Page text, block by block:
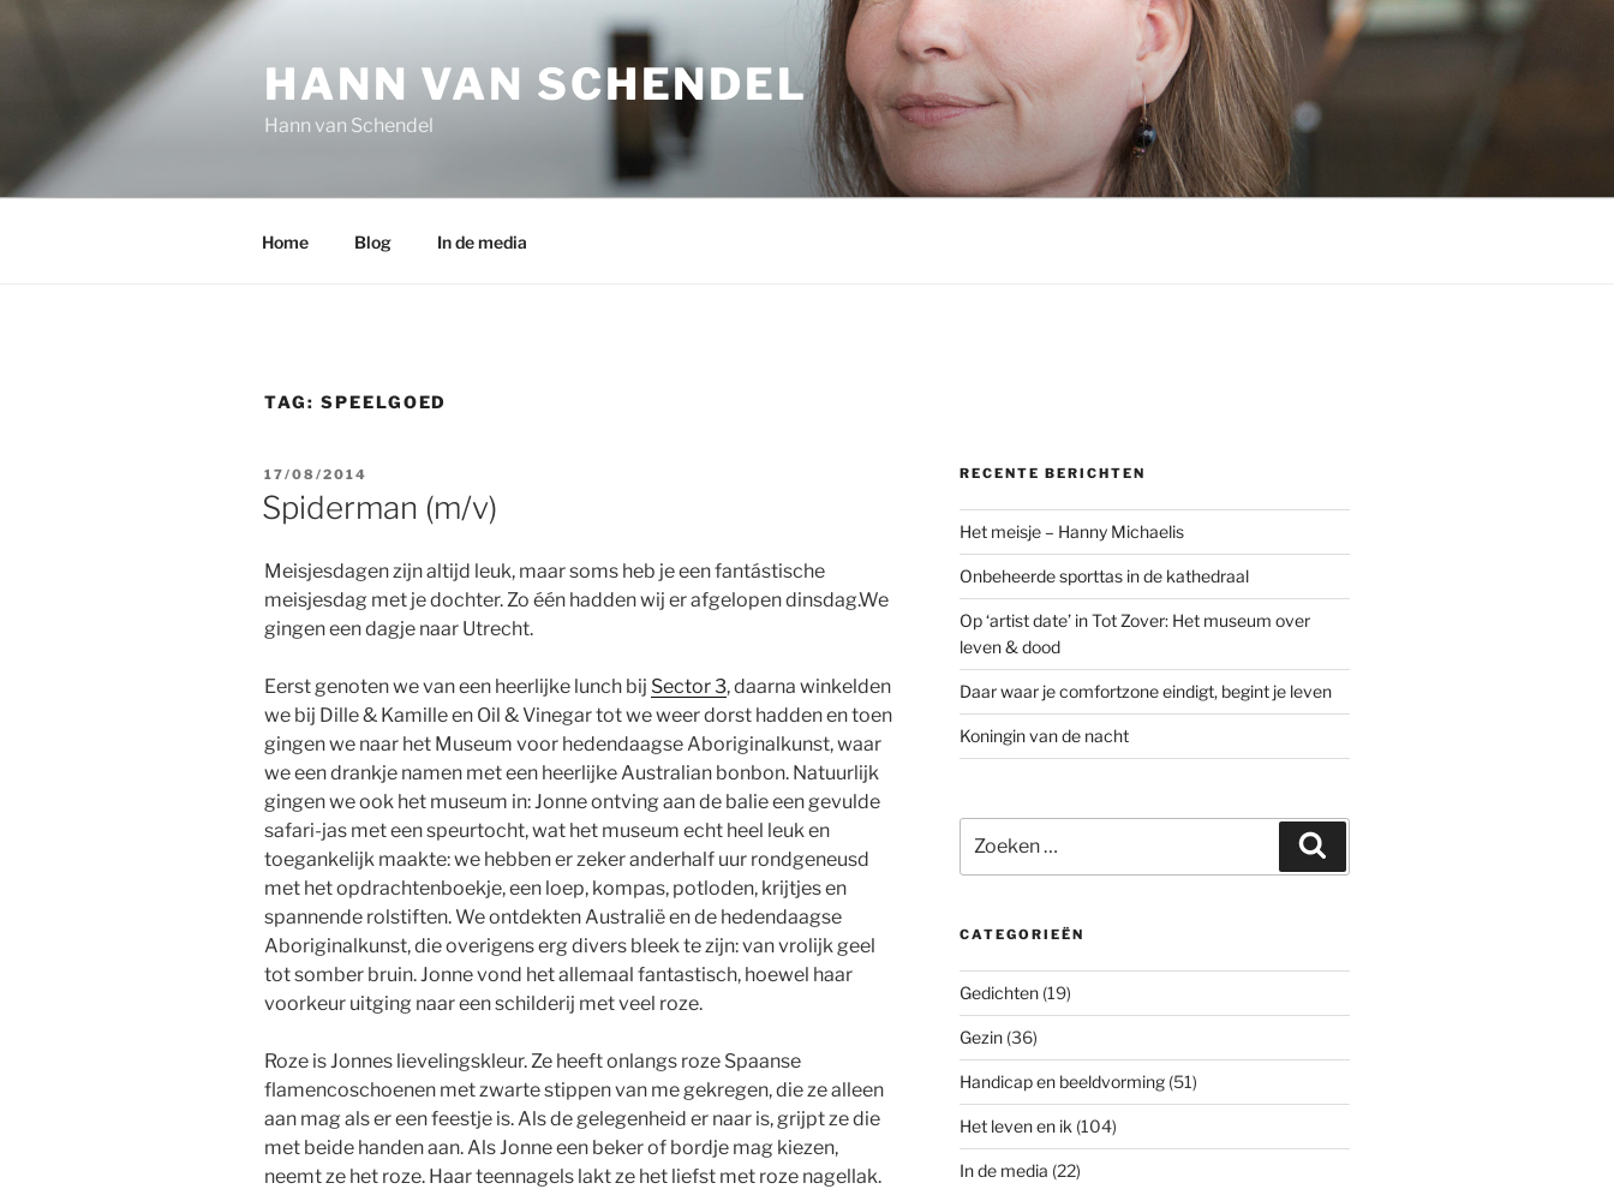
HANN VAN SCHENDEL
Hann van Schendel
Home Blog In de media
TAG: SPEELGOED
GEPLAATST
OP
17/08/2014
Spiderman (m/v)
Meisjesdagen zijn altijd leuk, maar soms heb je een fantástische
meisjesdag met je dochter. Zo één hadden wij er afgelopen dinsdag.We
gingen een dagje naar Utrecht.
Eerst genoten we van een heerlijke lunch bij Sector 3, daarna winkelden
we bij Dille & Kamille en Oil & Vinegar tot we weer dorst hadden en toen
gingen we naar het Museum voor hedendaagse Aboriginalkunst, waar
we een drankje namen met een heerlijke Australian bonbon. Natuurlijk
gingen we ook het museum in: Jonne ontving aan de balie een gevulde
safari-jas met een speurtocht, wat het museum echt heel leuk en
toegankelijk maakte: we hebben er zeker anderhalf uur rondgeneusd
met het opdrachtenboekje, een loep, kompas, potloden, krijtjes en
spannende rolstiften. We ontdekten Australië en de hedendaagse
Aboriginalkunst, die overigens erg divers bleek te zijn: van vrolijk geel
tot somber bruin. Jonne vond het allemaal fantastisch, hoewel haar
voorkeur uitging naar een schilderij met veel roze.
Roze is Jonnes lievelingskleur. Ze heeft onlangs roze Spaanse
flamencoschoenen met zwarte stippen van me gekregen, die ze alleen
aan mag als er een feestje is. Als de gelegenheid er naar is, grijpt ze die
met beide handen aan. Als Jonne een beker of bordje mag kiezen,
neemt ze het roze. Haar teennagels lakt ze het liefst met roze nagellak.
RECENTE BERICHTEN
Het meisje – Hanny Michaelis
Onbeheerde sporttas in de kathedraal
Op ‘artist date’ in Tot Zover: Het museum over
leven & dood
Daar waar je comfortzone eindigt, begint je leven
Koningin van de nacht
naar:
CATEGORIEËN
Gedichten(19)
Gezin(36)
Handicap en beeldvorming(51)
Het leven en ik (104)
In de media (22)